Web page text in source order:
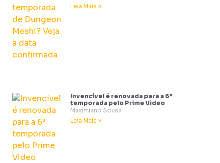
Leia Mais »
Invencível é renovada para a 6ª
temporada pelo Prime Video
Maximiano Sousa
Leia Mais »